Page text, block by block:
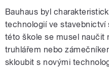
Bauhaus byl
technologií ve stavebnictví
této škole se musel naučit
truhlářem nebo
skloubit s novými